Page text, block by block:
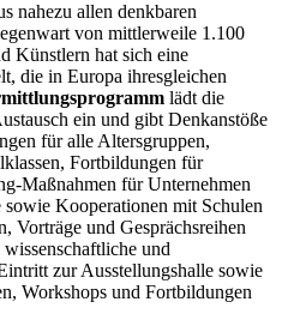
nahezu allen denkbaren
von mittlerweile 1.100
Künstlern hat sich eine
die in Europa ihresgleichen
lädt die
ein und gibt Denkanstöße
für alle Altersgruppen,
Fortbildungen für
Maßnahmen für Unternehmen
Kooperationen mit Schulen
Vorträge und Gesprächsreihen
und
zur Ausstellungshalle sowie
Workshops und Fortbildungen